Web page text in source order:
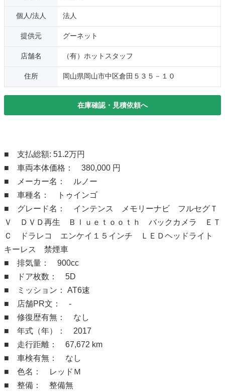
個人/法人 法人
提供元 グーネット
店舗名 （有）ホットスタッフ
住所 岡山県岡山市中区倉田５３５－１０
在庫確認・見積依頼へ
■ 支払総額: 51.2万円
■ 車両本体価格： 380,000 円
■ メーカー名： ルノー
■ 車種名： トゥインゴ
■ グレード名： インテンス メモリーナビ フルセグＴ
Ｖ ＤＶＤ再生 Ｂｌｕｅｔｏｏｔｈ バックカメラ ＥＴ
Ｃ ドラレコ エンケイ１５インチ ＬＥＤヘッドライト
キーレス 禁煙車
■ 排気量： 900cc
■ ドア枚数： 5D
■ ミッション： AT6速
■ 店舗PR文： -
■ 修復歴有無： なし
■ 年式（年）： 2017
■ 走行距離： 67,672 km
■ 車検有無： なし
■ 色名： レッドＭ
■ 整備： 整備無